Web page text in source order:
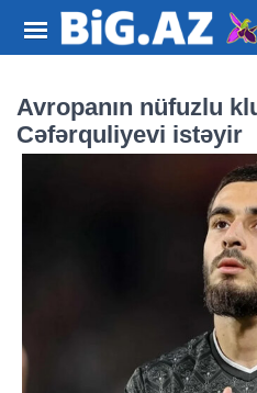
Avropanın nüfuzlu
Cəfərquliyevi istəyir